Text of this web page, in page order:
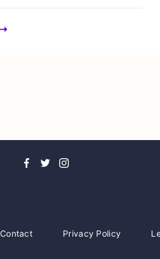
Contact Privacy Policy